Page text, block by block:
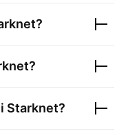
?
?
Starknet?